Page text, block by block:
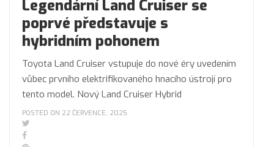
Legendární Land Cruiser se
poprvé představuje s
hybridním pohonem
Toyota Land Cruiser vstupuje do nové éry uvedením
vůbec prvního elektrifikovaného hnacího ústrojí pro
tento model. Nový Land Cruiser Hybrid
POSTED ON 22 ČERVENCE, 2025